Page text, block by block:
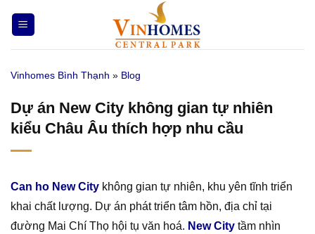
qua
nội
Vinhomes Bình Thạnh » Blog
Dự án New City không gian tự nhiên
kiểu Châu Âu thích hợp nhu cầu
Can ho New City không gian tự nhiên, khu yên tĩnh triển
khai chất lượng. Dự án phát triển tâm hồn, địa chỉ tại
đường Mai Chí Thọ hội tụ văn hoá. New City tầm nhìn